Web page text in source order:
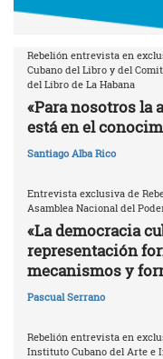
Rebelión entrevista en
Cubano del Libro y del
del Libro de La Habana
«Para nosotros la
está en el
Santiago Alba Rico
Entrevista exclusiva de
Asamblea Nacional del
«La democracia
representación
mecanismos y
Pascual Serrano
Rebelión entrevista en
Instituto Cubano del Arte e